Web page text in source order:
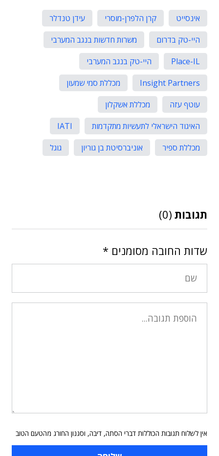
אינסייט קרן הלפרן-מוסרי
עידן טנדלר
היי-טק בדרום
משרות חדשות בנגב המערבי
Place-IL
היי-טק בנגב המערבי
Insight Partners
מכללת סמי שמעון
עוטף עזה
מכללת אשקלון
האיגוד הישראלי לתעשיות מתקדמות
IATI
מכללת ספיר
אוניברסיטת בן גוריון גוגל
תגובות (0)
שדות החובה מסומנים *
אין לשלוח תגובות הכוללות דברי הסתה, דיבה, וסגנון החורג מהטעם הטוב